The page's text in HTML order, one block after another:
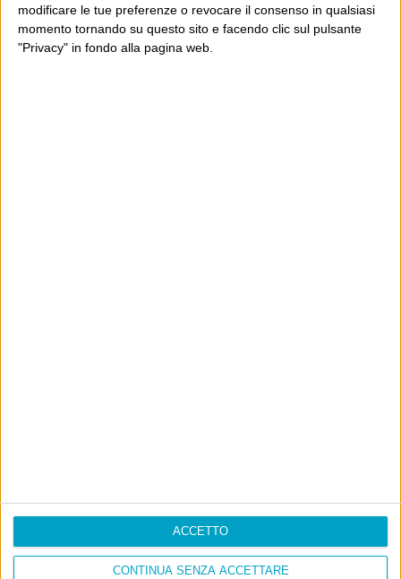
modificare le tue preferenze o revocare il consenso in qualsiasi
momento tornando su questo sito e facendo clic sul pulsante
"Privacy" in fondo alla pagina web.
CONTINUA SENZA ACCETTARE
ACCETTO